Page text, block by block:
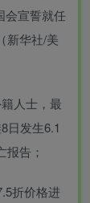
会宣誓就任
新华社/美
人士，最
日发生6.1
告；
折价格进